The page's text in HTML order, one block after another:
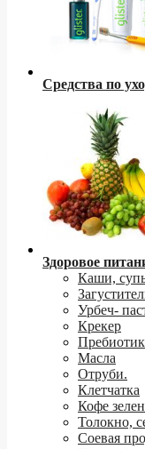
Средства по
Здоровое
Каши,
Урбеч-
Крекер
Масла
Отруби.
Клетчатка
Кофе
Толокно,
Соевая